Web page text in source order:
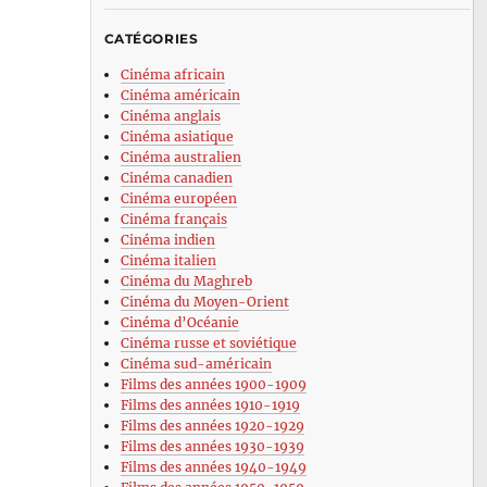
CATÉGORIES
Cinéma africain
Cinéma américain
Cinéma anglais
Cinéma asiatique
Cinéma australien
Cinéma canadien
Cinéma européen
Cinéma français
Cinéma indien
Cinéma italien
Cinéma du Maghreb
Cinéma du Moyen-Orient
Cinéma d’Océanie
Cinéma russe et soviétique
Cinéma sud-américain
Films des années 1900-1909
Films des années 1910-1919
Films des années 1920-1929
Films des années 1930-1939
Films des années 1940-1949